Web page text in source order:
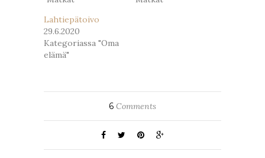
Lahtiepätoivo
29.6.2020
Kategoriassa "Oma
elämä"
6 Comments